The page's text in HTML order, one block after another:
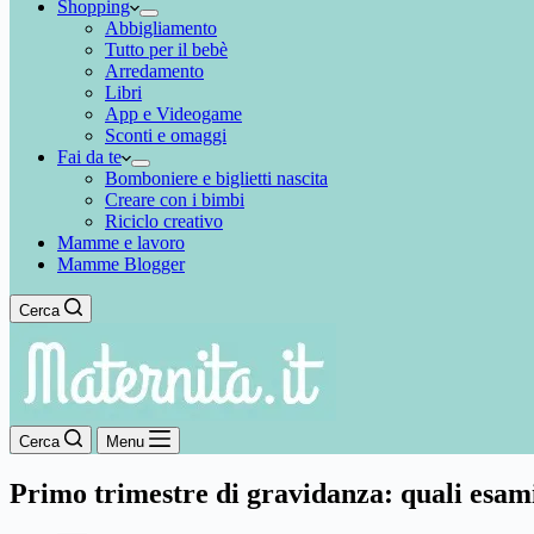
Shopping
Abbigliamento
Tutto per il bebè
Arredamento
Libri
App e Videogame
Sconti e omaggi
Fai da te
Bomboniere e biglietti nascita
Creare con i bimbi
Riciclo creativo
Mamme e lavoro
Mamme Blogger
Cerca
Cerca Menu
Primo trimestre di gravidanza: quali